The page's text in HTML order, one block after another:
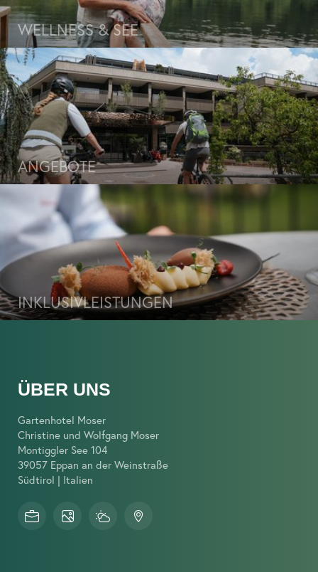
WELLNESS & SEE
ANGEBOTE
INKLUSIVLEISTUNGEN
ÜBER UNS
Gartenhotel Moser
Christine und Wolfgang Moser
Montiggler See 104
39057 Eppan an der Weinstraße
Südtirol | Italien